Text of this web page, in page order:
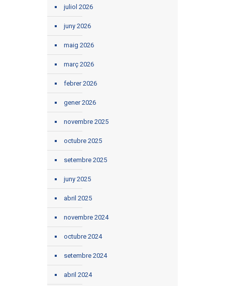
juliol 2026
juny 2026
maig 2026
març 2026
febrer 2026
gener 2026
novembre 2025
octubre 2025
setembre 2025
juny 2025
abril 2025
novembre 2024
octubre 2024
setembre 2024
abril 2024